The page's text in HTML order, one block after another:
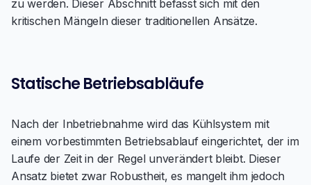
zu werden. Dieser Abschnitt befasst sich mit den
kritischen Mängeln dieser traditionellen Ansätze.
Statische Betriebsabläufe
Nach der Inbetriebnahme wird das Kühlsystem mit
einem vorbestimmten Betriebsablauf eingerichtet, der im
Laufe der Zeit in der Regel unverändert bleibt. Dieser
Ansatz bietet zwar Robustheit, es mangelt ihm jedoch